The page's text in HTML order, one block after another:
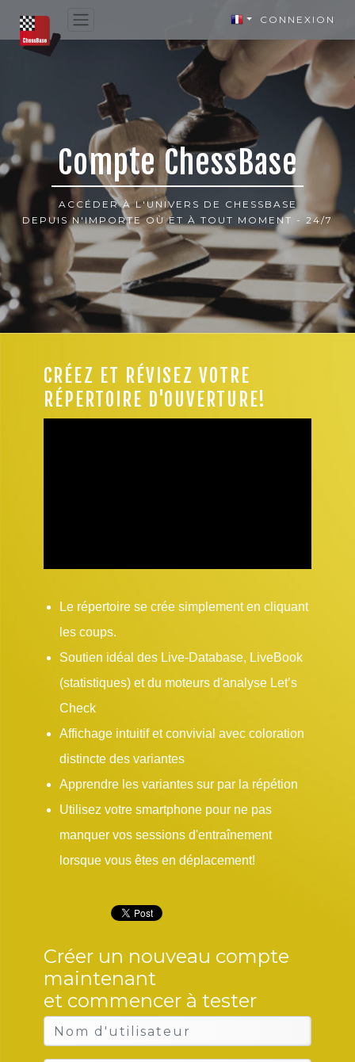
CONNEXION
Compte ChessBase
ACCÉDER À L'UNIVERS DE CHESSBASE
DEPUIS N'IMPORTE OÙ ET À TOUT MOMENT - 24/7
CRÉEZ ET RÉVISEZ VOTRE
RÉPERTOIRE D'OUVERTURE!
Le répertoire se crée simplement en cliquant
les coups.
Soutien idéal des Live-Database, LiveBook
(statistiques) et du moteurs d'analyse Let’s
Check
Affichage intuitif et convivial avec coloration
distincte des variantes
Apprendre les variantes sur par la répétion
Utilisez votre smartphone pour ne pas
manquer vos sessions d'entraînement
lorsque vous êtes en déplacement!
Créer un nouveau compte
maintenant
et commencer à tester